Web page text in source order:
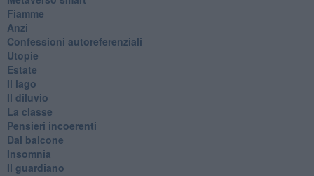
Fiamme
Anzi
Confessioni autoreferenziali
Utopie
Estate
Il lago
Il diluvio
La classe
Pensieri incoerenti
Dal balcone
Insomnia
Il guardiano